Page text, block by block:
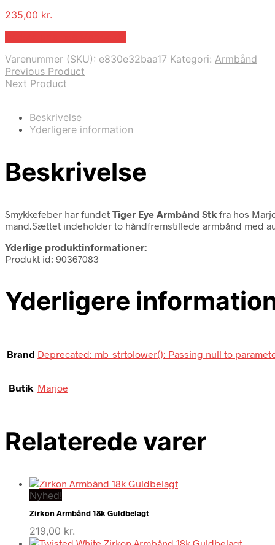
235,00 kr.
Varenummer (SKU): e830e32baa17 Kategori: Armbånd
Previous Product
Next Product
Beskrivelse
Yderligere information
Beskrivelse
Smykkefeber har fundet Tiger Eye Armbånd Stk fra hos
mand.Sættet indeholder to håndfremstillede armbånd med
Yderlige produktinformationer:
Produkt id: 90367083
Yderligere
Brand Deprecated: mb_strtolower(): Passing null to
Butik Marjoe
Relaterede varer
Nyhed!
Zirkon Armbånd 18k Guldbelagt
219,00 kr.